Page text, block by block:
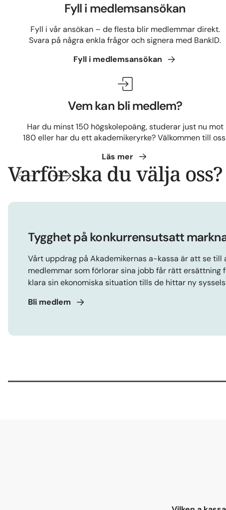
Fyll i medlemsansökan
Fyll i vår ansökan – de flesta blir medlemmar direkt.
Svara på några enkla frågor och signera med BankID.
Fyll i medlemsansökan
Vem kan bli medlem?
Har du minst 150 högskolepoäng, studerar just nu mot
180 eller har du ett akademikeryrke? Välkommen till
Läs mer
Varför ska du välja oss?
Tygghet på konkurrensutsatt
Vårt uppdrag på Akademikernas a-kassa är att se till
medlemmar som förlorar sina jobb får rätt ersättning
klara sin ekonomiska situation tills de hittar ny
Bli medlem